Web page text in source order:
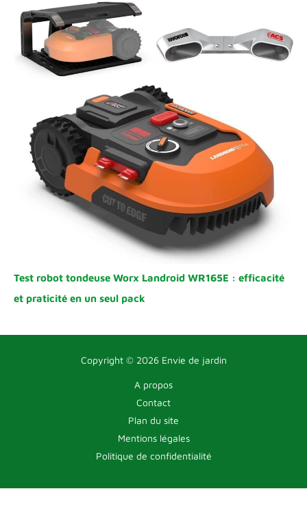
Test robot tondeuse Worx Landroid WR165E : efficacité
et praticité en un seul pack
Copyright © 2026 Envie de jardin
A propos
Contact
Plan du site
Mentions légales
Politique de confidentialité